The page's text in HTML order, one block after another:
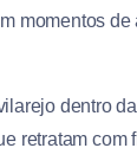
momentos
dentro
retratam com